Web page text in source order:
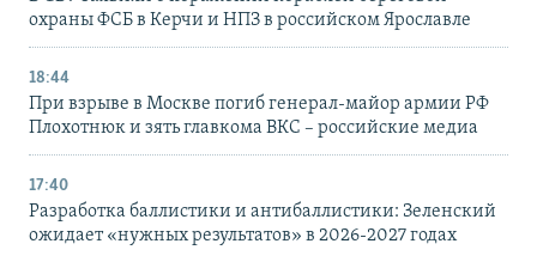
охраны ФСБ в Керчи и НПЗ в российском Ярославле
18:44
При взрыве в Москве погиб генерал-майор армии РФ
Плохотнюк и зять главкома ВКС – российские медиа
17:40
Разработка баллистики и антибаллистики: Зеленский
ожидает «нужных результатов» в 2026-2027 годах